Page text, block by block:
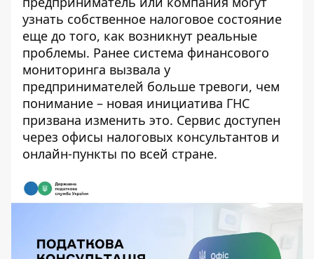
узнать собственное налоговое состояние
еще до того, как возникнут реальные
проблемы. Ранее система финансового
мониторинга вызвала у
предпринимателей больше тревоги, чем
понимание – новая инициатива ГНС ​​
призвана изменить это. Сервис доступен
через офисы налоговых консультантов и
онлайн-пункты по всей стране.